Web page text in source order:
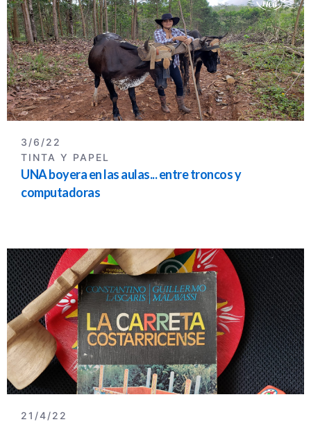
3/6/22
TINTA Y PAPEL
UNA boyera en las aulas... entre troncos y
computadoras
21/4/22